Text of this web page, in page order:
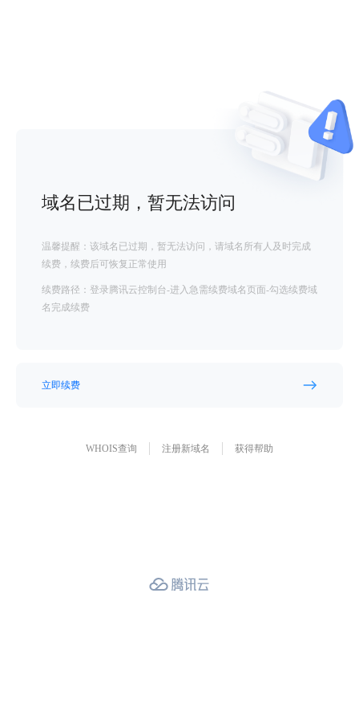
域名已过期，暂无法访问
温馨提醒：该域名已过期，暂无法访问，请域名所有人及时完成
续费，续费后可恢复正常使用
续费路径：登录腾讯云控制台-进入急需续费域名页面-勾选续费域
名完成续费
立即续费
WHOIS查询 注册新域名 获得帮助